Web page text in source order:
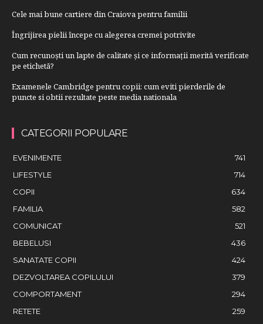
Cele mai bune cartiere din Craiova pentru familii
Îngrijirea pielii începe cu alegerea cremei potrivite
Cum recunoști un lapte de calitate și ce informații merită verificate
pe etichetă?
Examenele Cambridge pentru copii: cum eviti pierderile de
puncte si obtii rezultate peste media nationala
CATEGORII POPULARE
EVENIMENTE
741
LIFESTYLE
714
COPII
634
FAMILIA
582
COMUNICAT
521
BEBELUSI
436
SANATATE COPII
424
DEZVOLTAREA COPILULUI
379
COMPORTAMENT
294
RETETE
259